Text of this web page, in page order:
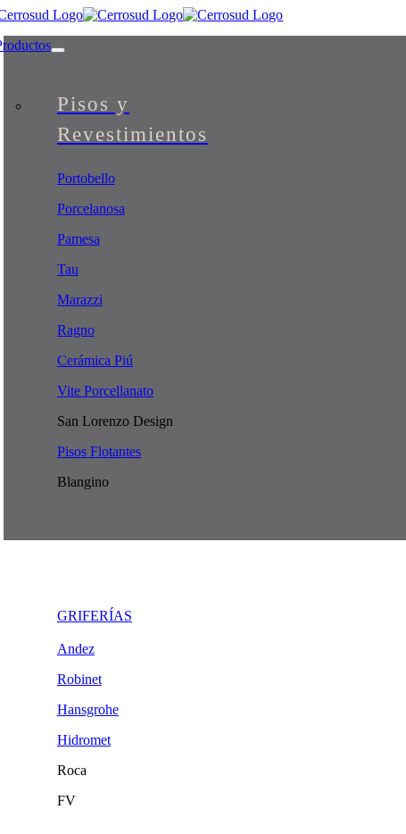
Skip
content
Pisos y
Revestimientos
Portobello
Porcelanosa
Pamesa
Tau
Marazzi
Ragno
Cerámica Piú
Vite Porcellanato
San Lorenzo Design
Pisos Flotantes
Blangino
GRIFERÍAS
Andez
Robinet
Hansgrohe
Hidromet
Roca
FV